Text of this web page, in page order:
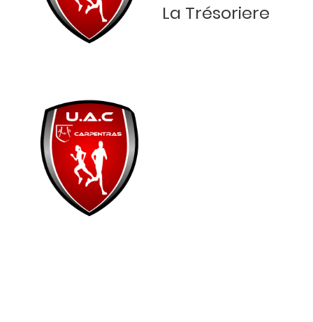
La Trésoriere